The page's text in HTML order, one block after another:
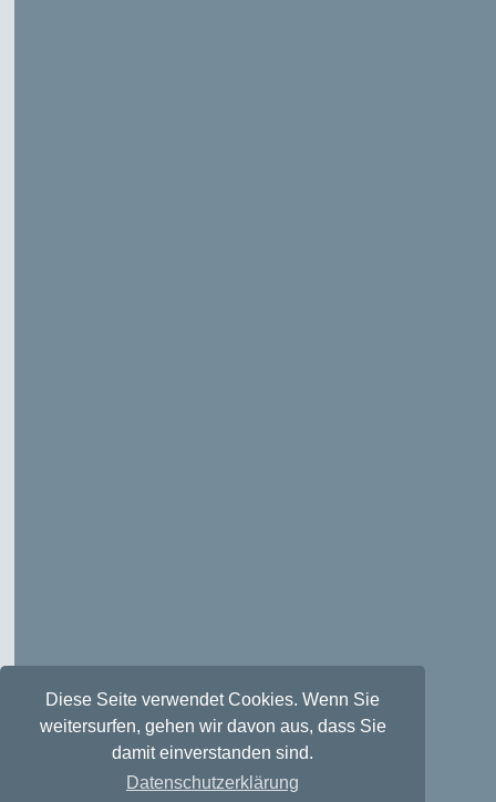
Diese Seite verwendet Cookies. Wenn Sie
weitersurfen, gehen wir davon aus, dass Sie
damit einverstanden sind.
Datenschutzerklärung